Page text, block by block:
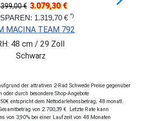
€ 3.079,30 €
1.319,70 € *)
MACINA TEAM 792
48 cm / 29 Zoll
Schwarz
der attrativen 2-Rad Schwede Preise gegenüber
durch besondere Shop-Angebote
entspricht dem Nettodarlehensbetrag; 48 monatl.
von 2.700,39 €. Letzte Rate kann
von 3,90% bei einer Laufzeit von 48 Monaten